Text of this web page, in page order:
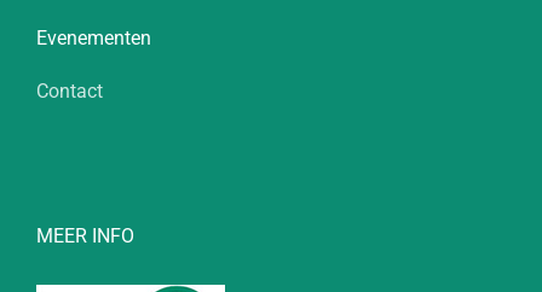
Evenementen
Contact
MEER INFO